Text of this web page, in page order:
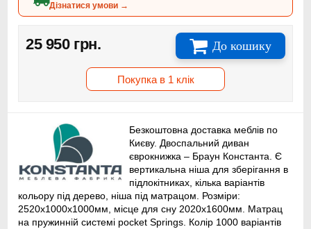
Дізнатися умови →
25 950 грн. До кошику
Покупка в 1 клік
Безкоштовна доставка меблів по
Києву. Двоспальний диван
єврокнижка – Браун Константа. Є
вертикальна ніша для зберігання в
підлокітниках, кілька варіантів
кольору під дерево, ніша під матрацом. Розміри:
2520х1000х1000мм, місце для сну 2020х1600мм. Матрац
на пружинній системі pocket Springs. Колір 1000 варіантів